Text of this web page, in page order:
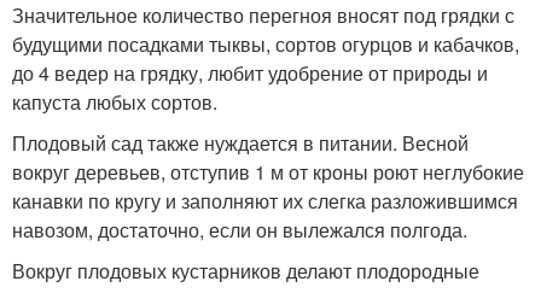
Значительное количество перегноя вносят под грядки с
будущими посадками тыквы, сортов огурцов и кабачков,
до 4 ведер на грядку, любит удобрение от природы и
капуста любых сортов.
Плодовый сад также нуждается в питании. Весной
вокруг деревьев, отступив 1 м от кроны роют неглубокие
канавки по кругу и заполняют их слегка разложившимся
навозом, достаточно, если он вылежался полгода.
Вокруг плодовых кустарников делают плодородные